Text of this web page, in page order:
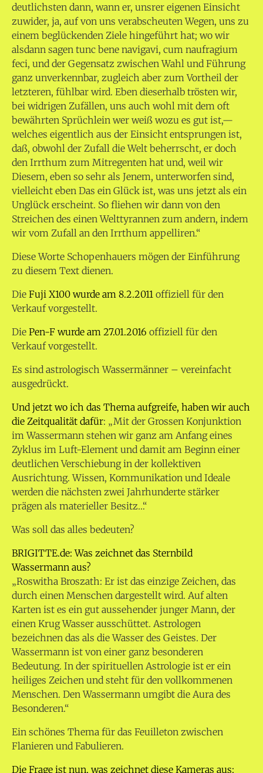
deutlichsten dann, wann er, unsrer eigenen Einsicht
zuwider, ja, auf von uns verabscheuten Wegen, uns zu
einem beglückenden Ziele hingeführt hat; wo wir
alsdann sagen tunc bene navigavi, cum naufragium
feci, und der Gegensatz zwischen Wahl und Führung
ganz unverkennbar, zugleich aber zum Vortheil der
letzteren, fühlbar wird. Eben dieserhalb trösten wir,
bei widrigen Zufällen, uns auch wohl mit dem oft
bewährten Sprüchlein wer weiß wozu es gut ist,—
welches eigentlich aus der Einsicht entsprungen ist,
daß, obwohl der Zufall die Welt beherrscht, er doch
den Irrthum zum Mitregenten hat und, weil wir
Diesem, eben so sehr als Jenem, unterworfen sind,
vielleicht eben Das ein Glück ist, was uns jetzt als ein
Unglück erscheint. So fliehen wir dann von den
Streichen des einen Welttyrannen zum andern, indem
wir vom Zufall an den Irrthum appelliren.“
Diese Worte Schopenhauers mögen der Einführung
zu diesem Text dienen.
Die Fuji X100 wurde am 8.2.2011 offiziell für den
Verkauf vorgestellt.
Die Pen-F wurde am 27.01.2016 offiziell für den
Verkauf vorgestellt.
Es sind astrologisch Wassermänner – vereinfacht
ausgedrückt.
Und jetzt wo ich das Thema aufgreife, haben wir auch
die Zeitqualität dafür: „Mit der Grossen Konjunktion
im Wassermann stehen wir ganz am Anfang eines
Zyklus im Luft-Element und damit am Beginn einer
deutlichen Verschiebung in der kollektiven
Ausrichtung. Wissen, Kommunikation und Ideale
werden die nächsten zwei Jahrhunderte stärker
prägen als materieller Besitz…“
Was soll das alles bedeuten?
BRIGITTE.de: Was zeichnet das Sternbild
Wassermann aus?
„Roswitha Broszath: Er ist das einzige Zeichen, das
durch einen Menschen dargestellt wird. Auf alten
Karten ist es ein gut aussehender junger Mann, der
einen Krug Wasser ausschüttet. Astrologen
bezeichnen das als die Wasser des Geistes. Der
Wassermann ist von einer ganz besonderen
Bedeutung. In der spirituellen Astrologie ist er ein
heiliges Zeichen und steht für den vollkommenen
Menschen. Den Wassermann umgibt die Aura des
Besonderen.“
Ein schönes Thema für das Feuilleton zwischen
Flanieren und Fabulieren.
Die Frage ist nun, was zeichnet diese Kameras aus: